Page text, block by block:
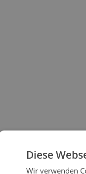
Diese
Wir verwenden